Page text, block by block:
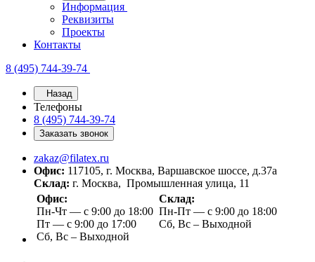
Информация
Реквизиты
Проекты
Контакты
8 (495) 744-39-74
Назад
Телефоны
8 (495) 744-39-74
Заказать звонок
zakaz@filatex.ru
Офис: 117105, г. Москва, Варшавское шоссе, д.37а
Склад: г. Москва, Промышленная улица, 11
Офис:
Пн-Чт — с 9:00 до 18:00
Пт — с 9:00 до 17:00
Сб, Вс – Выходной
Склад:
Пн-Пт — с 9:00 до 18:00
Сб, Вс – Выходной